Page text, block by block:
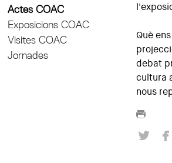
Actes COAC
Exposicions COAC
Visites COAC
Jornades
Què
debat
cultura
nous